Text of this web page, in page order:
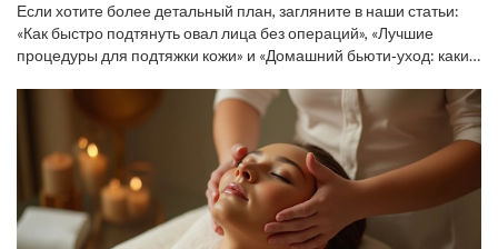
Если хотите более детальный план, загляните в наши статьи:
«Как быстро подтянуть овал лица без операций», «Лучшие
процедуры для подтяжки кожи» и «Домашний бьюти‑уход: какие
оптимальные средства и методы именно под вашу кожу.